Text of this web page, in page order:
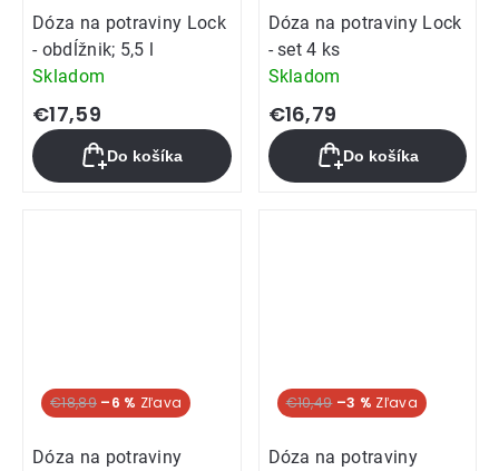
Dóza na potraviny Lock
- obdĺžnik; 5,5 l
Skladom
€17,59
Do košíka
Dóza na potraviny Lock
- set 4 ks
Skladom
€16,79
Do košíka
€18,89 –6 %
Dóza na potraviny
€10,49 –3 %
Dóza na potraviny